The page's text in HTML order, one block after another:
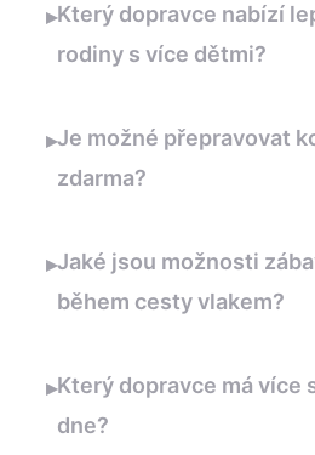
▸Který dopravce nabízí
rodiny s více dětmi?
▸Je možné přepravovat
zdarma?
▸Jaké jsou možnosti
během cesty vlakem?
▸Který dopravce má více
dne?